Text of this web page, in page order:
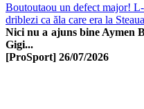
Boutoutaou un defect major!
driblezi ca ăla care era la
Nici nu a ajuns bine Aymen
Gigi...
[ProSport] 26/07/2026